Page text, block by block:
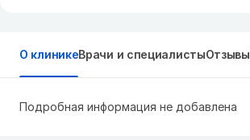
О клиникеВрачи и специалистыОтзывы
Подробная информация не добавлена